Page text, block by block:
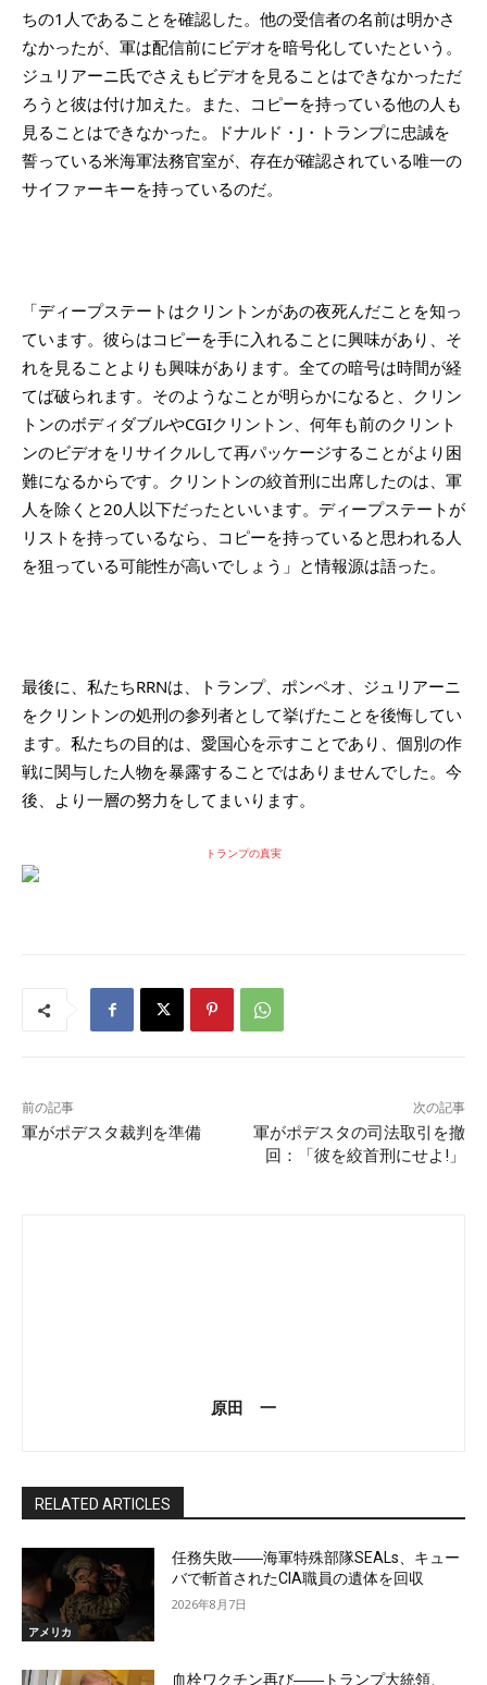
ちの1人であることを確認した。他の受信者の名前は明かさ
なかったが、軍は配信前にビデオを暗号化していたという。
ジュリアーニ氏でさえもビデオを見ることはできなかっただ
ろうと彼は付け加えた。また、コピーを持っている他の人も
見ることはできなかった。ドナルド・J・トランプに忠誠を
誓っている米海軍法務官室が、存在が確認されている唯一の
サイファーキーを持っているのだ。
「ディープステートはクリントンがあの夜死んだことを知っ
ています。彼らはコピーを手に入れることに興味があり、そ
れを見ることよりも興味があります。全ての暗号は時間が経
てば破られます。そのようなことが明らかになると、クリン
トンのボディダブルやCGIクリントン、何年も前のクリント
ンのビデオをリサイクルして再パッケージすることがより困
難になるからです。クリントンの絞首刑に出席したのは、軍
人を除くと20人以下だったといいます。ディープステートが
リストを持っているなら、コピーを持っていると思われる人
を狙っている可能性が高いでしょう」と情報源は語った。
最後に、私たちRRNは、トランプ、ポンペオ、ジュリアーニ
をクリントンの処刑の参列者として挙げたことを後悔してい
ます。私たちの目的は、愛国心を示すことであり、個別の作
戦に関与した人物を暴露することではありませんでした。今
後、より一層の努力をしてまいります。
トランプの真実
前の記事
軍がポデスタ裁判を準備
次の記事
軍がポデスタの司法取引を撤
回：「彼を絞首刑にせよ!」
原田 一
RELATED ARTICLES
アメリカ
任務失敗――海軍特殊部隊SEALs、キュー
バで斬首されたCIA職員の遺体を回収
2026年8月7日
血栓ワクチン再び――トランプ大統領、